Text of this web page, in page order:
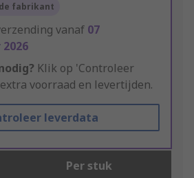
fabrikant
vanaf 07
Klik op 'Controleer
voorraad en levertijden.
leverdata
Per stuk